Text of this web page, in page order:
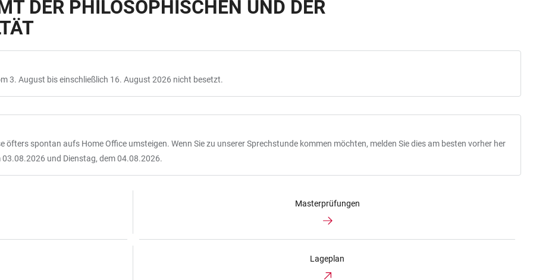
DER PHILOSOPHISCHEN UND DER
3. August bis einschließlich 16. August 2026 nicht besetzt.
spontan aufs Home Office umsteigen. Wenn Sie zu unserer Sprechstunde kommen möchten, melden Sie dies am besten vorher her
und Dienstag, dem 04.08.2026.
Masterprüfungen
Lageplan